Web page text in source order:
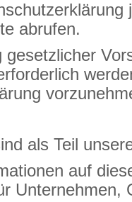
abrufen.
als Teil
auf